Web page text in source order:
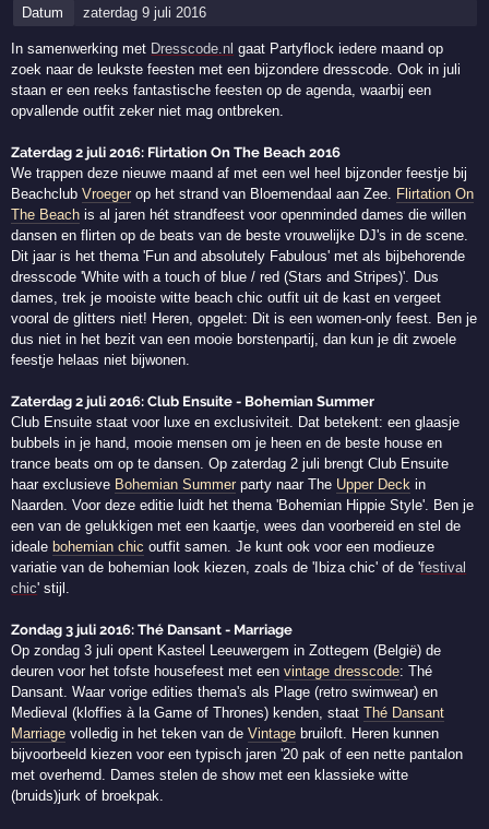
Datum
zaterdag 9 juli 2016
In samenwerking met Dresscode.nl gaat Partyflock iedere maand op
zoek naar de leukste feesten met een bijzondere dresscode. Ook in juli
staan er een reeks fantastische feesten op de agenda, waarbij een
opvallende outfit zeker niet mag ontbreken.
Zaterdag 2 juli 2016: Flirtation On The Beach 2016
We trappen deze nieuwe maand af met een wel heel bijzonder feestje bij
BeachclubVroeger op het strand van Bloemendaal aan Zee. Flirtation On
The Beach is al jaren hét strandfeest voor openminded dames die willen
dansen en flirten op de beats van de beste vrouwelijke DJ's in de scene.
Dit jaar is het thema 'Fun and absolutely Fabulous' met als bijbehorende
dresscode 'White with a touch of blue / red (Stars and Stripes)'. Dus
dames, trek je mooiste witte beach chic outfit uit de kast en vergeet
vooral de glitters niet! Heren, opgelet: Dit is een women-only feest. Ben je
dus niet in het bezit van een mooie borstenpartij, dan kun je dit zwoele
feestje helaas niet bijwonen.
Zaterdag 2 juli 2016: Club Ensuite - Bohemian Summer
Club Ensuite staat voor luxe en exclusiviteit. Dat betekent: een glaasje
bubbels in je hand, mooie mensen om je heen en de beste house en
trance beats om op te dansen. Op zaterdag 2 juli brengt Club Ensuite
haar exclusieve Bohemian Summer party naar The Upper Deck in
Naarden. Voor deze editie luidt het thema 'Bohemian Hippie Style'. Ben je
een van de gelukkigen met een kaartje, wees dan voorbereid en stel de
ideale bohemian chic outfit samen. Je kunt ook voor een modieuze
variatie van de bohemian look kiezen, zoals de 'Ibiza chic' of de 'festival
chic' stijl.
Zondag 3 juli 2016: Thé Dansant - Marriage
Op zondag 3 juli opent Kasteel Leeuwergem in Zottegem (België) de
deuren voor het tofste housefeest met eenvintage dresscode: Thé
Dansant. Waar vorige edities thema's als Plage (retro swimwear) en
Medieval (kloffies à la Game of Thrones) kenden, staatThé Dansant
Marriage volledig in het teken van deVintage bruiloft. Heren kunnen
bijvoorbeeld kiezen voor een typisch jaren '20 pak of een nette pantalon
met overhemd. Dames stelen de show met een klassieke witte
(bruids)jurk of broekpak.